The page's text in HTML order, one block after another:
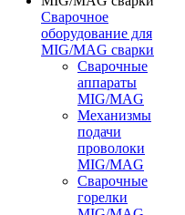
Сварочное
оборудование для
MIG/MAG сварки
Сварочные
аппараты
MIG/MAG
Механизмы
подачи
проволоки
MIG/MAG
Сварочные
горелки